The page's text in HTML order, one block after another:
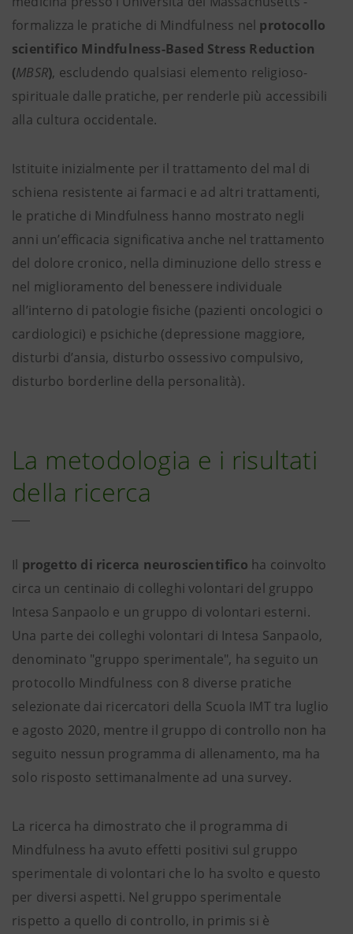
formalizza le pratiche di Mindfulness nel protocollo
scientifico Mindfulness-Based Stress Reduction
(MBSR), escludendo qualsiasi elemento religioso-
spirituale dalle pratiche, per renderle più accessibili
alla cultura occidentale.
Istituite inizialmente per il trattamento del mal di
schiena resistente ai farmaci e ad altri trattamenti,
le pratiche di Mindfulness hanno mostrato negli
anni un’efficacia significativa anche nel trattamento
del dolore cronico, nella diminuzione dello stress e
nel miglioramento del benessere individuale
all’interno di patologie fisiche (pazienti oncologici o
cardiologici) e psichiche (depressione maggiore,
disturbi d’ansia, disturbo ossessivo compulsivo,
disturbo borderline della personalità).
La metodologia e i risultati
della ricerca
Il progetto di ricerca neuroscientifico ha coinvolto
circa un centinaio di colleghi volontari del gruppo
Intesa Sanpaolo e un gruppo di volontari esterni.
Una parte dei colleghi volontari di Intesa Sanpaolo,
denominato "gruppo sperimentale", ha seguito un
protocollo Mindfulness con 8 diverse pratiche
selezionate dai ricercatori della Scuola IMT tra luglio
e agosto 2020, mentre il gruppo di controllo non ha
seguito nessun programma di allenamento, ma ha
solo risposto settimanalmente ad una survey.
La ricerca ha dimostrato che il programma di
Mindfulness ha avuto effetti positivi sul gruppo
sperimentale di volontari che lo ha svolto e questo
per diversi aspetti. Nel gruppo sperimentale
rispetto a quello di controllo, in primis si è